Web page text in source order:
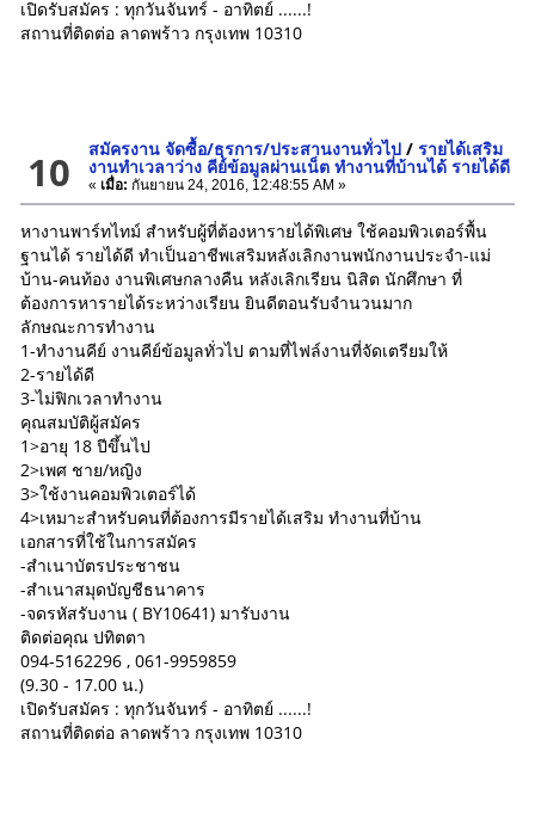
เปิดรับสมัคร : ทุกวันจันทร์ - อาทิตย์ ......!
สถานที่ติดต่อ ลาดพร้าว กรุงเทพ 10310
10 สมัครงาน จัดซื้อ/ธุรการ/ประสานงานทั่วไป /รายได้เสริม
งานทำเวลาว่าง คีย์ข้อมูลผ่านเน็ต ทำงานที่บ้านได้ รายได้ดี
« เมื่อ: กันยายน 24, 2016, 12:48:55 AM »
หางานพาร์ทไทม์ สำหรับผู้ที่ต้องหารายได้พิเศษ ใช้คอมพิวเตอร์พื้น
ฐานได้ รายได้ดี ทำเป็นอาชีพเสริมหลังเลิกงานพนักงานประจำ-แม่
บ้าน-คนท้อง งานพิเศษกลางคืน หลังเลิกเรียน นิสิต นักศึกษา ที่
ต้องการหารายได้ระหว่างเรียน ยินดีตอนรับจำนวนมาก
ลักษณะการทำงาน
1-ทำงานคีย์ งานคีย์ข้อมูลทั่วไป ตามที่ไฟล์งานที่จัดเตรียมให้
2-รายได้ดี
3-ไม่ฟิกเวลาทำงาน
คุณสมบัติผู้สมัคร
1>อายุ 18 ปีขึ้นไป
2>เพศ ชาย/หญิง
3>ใช้งานคอมพิวเตอร์ได้
4>เหมาะสำหรับคนที่ต้องการมีรายได้เสริม ทำงานที่บ้าน
เอกสารที่ใช้ในการสมัคร
-สำเนาบัตรประชาชน
-สำเนาสมุดบัญชีธนาคาร
-จดรหัสรับงาน ( BY10641) มารับงาน
ติดต่อคุณ ปทิตตา
094-5162296 , 061-9959859
(9.30 - 17.00 น.)
เปิดรับสมัคร : ทุกวันจันทร์ - อาทิตย์ ......!
สถานที่ติดต่อ ลาดพร้าว กรุงเทพ 10310